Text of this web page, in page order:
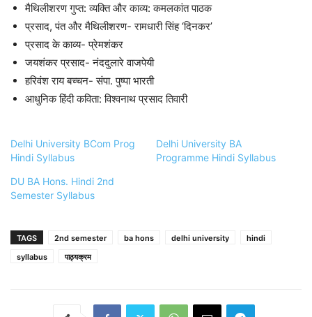
मैथिलीशरण गुप्त: व्यक्ति और काव्य: कमलकांत पाठक
प्रसाद, पंत और मैथिलीशरण- रामधारी सिंह ‘दिनकर’
प्रसाद के काव्य- प्रेमशंकर
जयशंकर प्रसाद- नंददुलारे वाजपेयी
हरिवंश राय बच्चन- संपा. पुष्पा भारती
आधुनिक हिंदी कविता: विश्वनाथ प्रसाद तिवारी
Delhi University BCom Prog
Hindi Syllabus
Delhi University BA
Programme Hindi Syllabus
DU BA Hons. Hindi 2nd
Semester Syllabus
TAGS 2nd semester ba hons delhi university
hindi
syllabus
पाठ्यक्रम